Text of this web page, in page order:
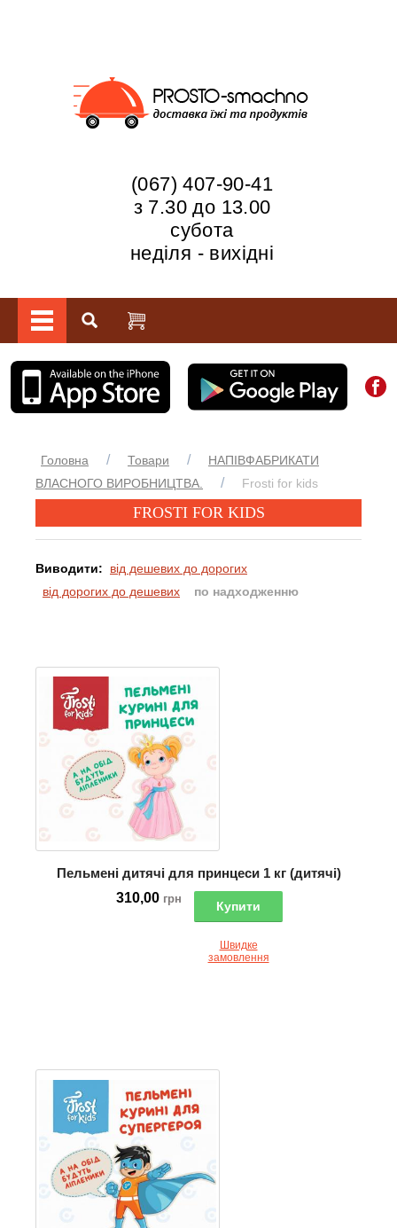
(067) 407-90-41
з 7.30 до 13.00
субота
неділя - вихідні
Головна / Товари /
НАПІВФАБРИКАТИ
ВЛАСНОГО ВИРОБНИЦТВА.
/ Frosti for kids
FROSTI FOR KIDS
Виводити:
від дешевих до дорогих
від дорогих до дешевих
по надходженню
Пельмені дитячі для принцеси 1 кг (дитячі)
310,00 грн
Купити
Швидке
замовлення